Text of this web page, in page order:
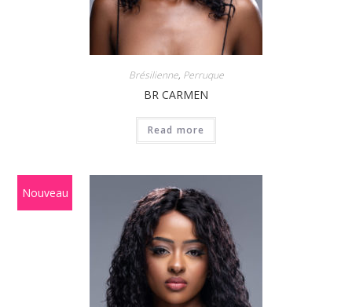
Brésilienne, Perruque
BR CARMEN
Read more
Nouveau